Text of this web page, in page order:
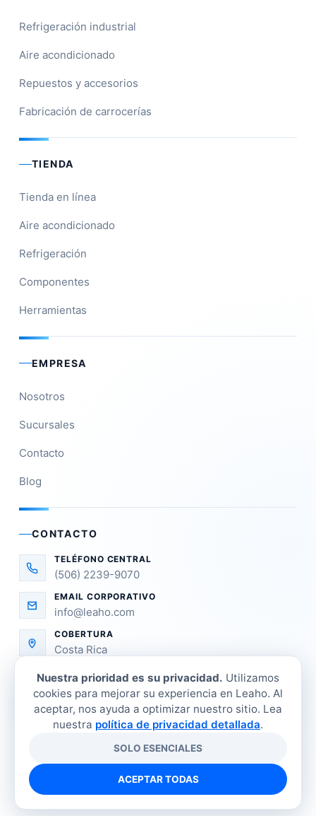
Refrigeración industrial
Aire acondicionado
Repuestos y accesorios
Fabricación de carrocerías
TIENDA
Tienda en línea
Aire acondicionado
Refrigeración
Componentes
Herramientas
EMPRESA
Nosotros
Sucursales
Contacto
Blog
CONTACTO
TELÉFONO CENTRAL
(506) 2239-9070
EMAIL CORPORATIVO
info@leaho.com
COBERTURA
Costa Rica
LEAHO Refrigeración Industrial. Todos los
derechos reservados.
Tienda
Contacto Política de privacidad
Nuestra prioridad es su privacidad. Utilizamos
cookies para mejorar su experiencia en Leaho. Al
aceptar, nos ayuda a optimizar nuestro sitio. Lea
nuestra política de privacidad detallada.
SOLO ESENCIALES
ACEPTAR TODAS